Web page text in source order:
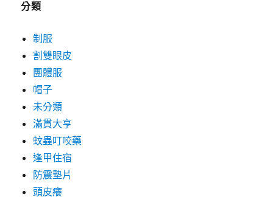
分類
制服
割雙眼皮
團體服
帽子
未分類
滿貫大亨
蚊蟲叮咬藥
逢甲住宿
防震墊片
頭皮癢